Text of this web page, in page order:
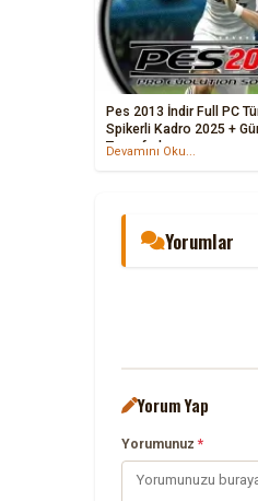
Pes 2013 İndir Full PC
Spikerli Kadro 2025 +
Transferler
Devamını Oku...
Yorumlar
Yorum Yap
Yorumunuz*